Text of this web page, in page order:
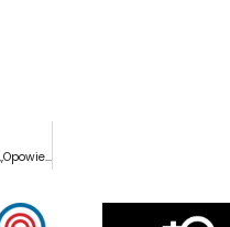
O tym jak zdrada prowadzi do destrukcji… — recenzja spektaklu ,,Opowieść Zimowa” Teatru Powszechnego